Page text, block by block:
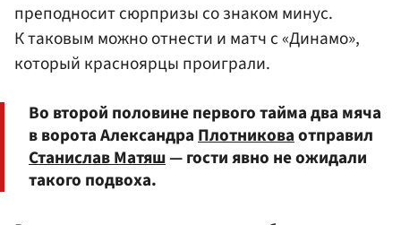
преподносит сюрпризы со знаком минус.
К таковым можно отнести и матч с «Динамо»,
который красноярцы проиграли.
Во второй половине первого тайма два мяча
в ворота АлександраПлотниковаотправил
Станислав Матяш— гости явно не ожидали
такого подвоха.